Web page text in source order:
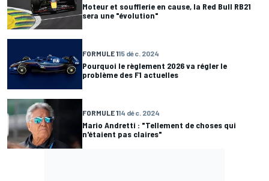
Moteur et soufflerie en cause, la Red Bull RB21
sera une "évolution"
FORMULE 115 déc. 2024
Pourquoi le règlement 2026 va régler le
problème des F1 actuelles
FORMULE 114 déc. 2024
Mario Andretti : "Tellement de choses qui
n'étaient pas claires"